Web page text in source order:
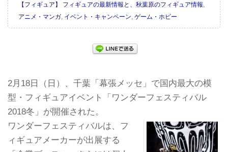
【フィギュア】 フィギュアの最新情報と、秋葉原のフィギュア情報
アニメ・マンガ イベント・キャンペーン ゲーム・ホビー
2月18日（日）、千葉「幕張メッセ」で国内最大の模
型・フィギュアイベント「ワンダーフェスティバル
2018冬」が開催された。
ワンダーフェスティバルは、フ
ィギュアメーカーが出展する